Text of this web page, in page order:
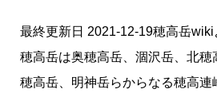
最終更新日 2021-12-19穂高岳wiki
穂高岳は奥穂高岳、涸沢岳、北穂
穂高岳、明神岳らからなる穂高連